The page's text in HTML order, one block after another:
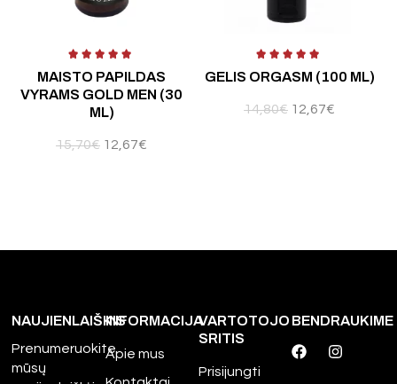
MAISTO PAPILDAS
VYRAMS GOLD MEN (30
ML)
15,70€ 12,67€
GELIS ORGASM (100 ML)
14,80€ 12,67€
Įvertinimas:5.00
NAUJIENLAIŠKIS
Prenumeruokite
mūsų
INFORMACIJA
Apie mus
VARTOTOJO
SRITIS
Prisijungti
BENDRAUKIME